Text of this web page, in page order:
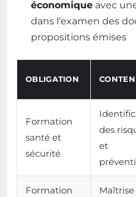
économique avec
dans l’examen des
propositions émises
OBLIGATION
Formation
santé et
sécurité
des
et
Formation
Maîtrise